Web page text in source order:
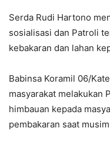
Serda Rudi Hartono
sosialisasi dan Patroli
kebakaran dan lahan
Babinsa Koramil 06/
masyarakat melakukan
himbauan kepada
pembakaran saat